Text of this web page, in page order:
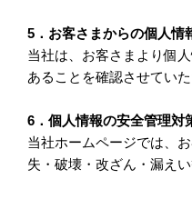
5．お客さまからの個人情
当社は、お客さまより個
あることを確認させてい
6．個人情報の安全管理対
当社ホームページでは、
失・破壊・改ざん・漏え